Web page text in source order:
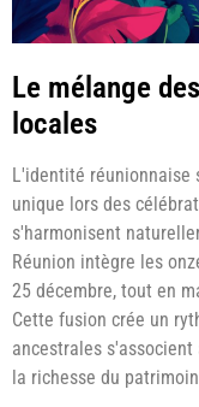
Le mélange
locales
L'identité réunionnaise
unique lors des
s'harmonisent
Réunion intègre les
25 décembre, tout en
Cette fusion crée un
ancestrales
la richesse du